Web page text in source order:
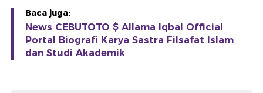
Baca juga:
News CEBUTOTO $ Allama Iqbal Official
Portal Biografi Karya Sastra Filsafat Islam
dan Studi Akademik